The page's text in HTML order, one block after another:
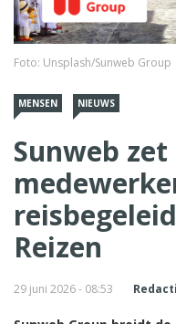
Foto: Unsplash/Sunweb Group
MENSEN NIEUWS
Sunweb zet
Reizen
29 juni 2026 - 08:53